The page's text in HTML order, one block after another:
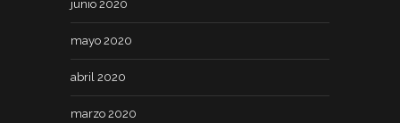
junio 2020
mayo 2020
abril 2020
marzo 2020